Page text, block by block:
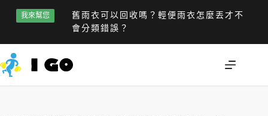
我來幫您
舊雨衣可以回收嗎？輕便雨衣怎麼丟才不
會分類錯誤？